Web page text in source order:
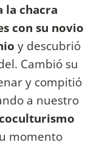
la chacra
con su novio
y descubrió
Cambió su
y compitió
a nuestro
momento